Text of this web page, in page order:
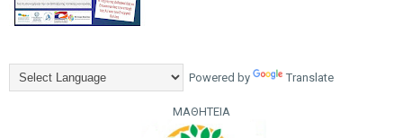
Powered by Translate
ΜΑΘΗΤΕΙΑ